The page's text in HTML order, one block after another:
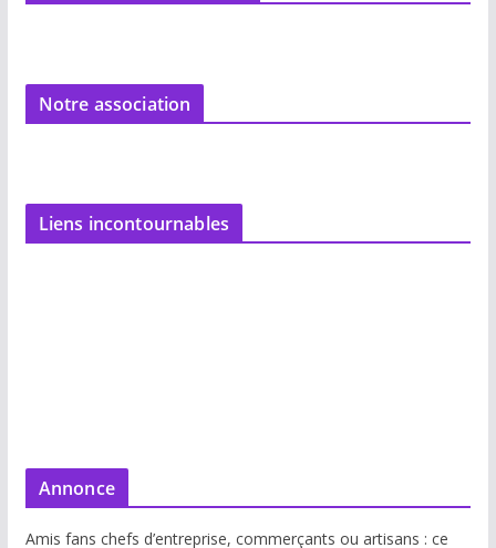
Notre association
Liens incontournables
Annonce
Amis fans chefs d’entreprise, commerçants ou artisans : ce